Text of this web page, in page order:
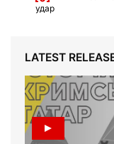
удар
LATEST